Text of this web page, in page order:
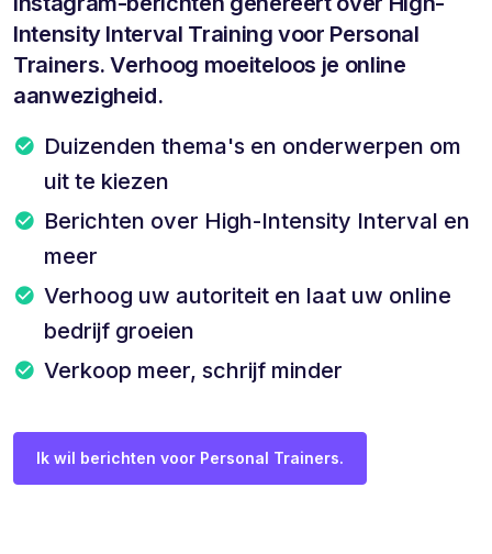
Intensity Interval Training voor Personal
Trainers. Verhoog moeiteloos je online
aanwezigheid.
Duizenden thema's en onderwerpen om
uit te kiezen
Berichten over High-Intensity Interval en
meer
Verhoog uw autoriteit en laat uw online
bedrijf groeien
Verkoop meer, schrijf minder
Ik wil berichten voor Personal Trainers.